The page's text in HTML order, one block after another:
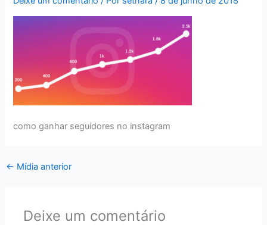
como ganhar seguidores no instagram
← Mídia anterior
Deixe um comentário